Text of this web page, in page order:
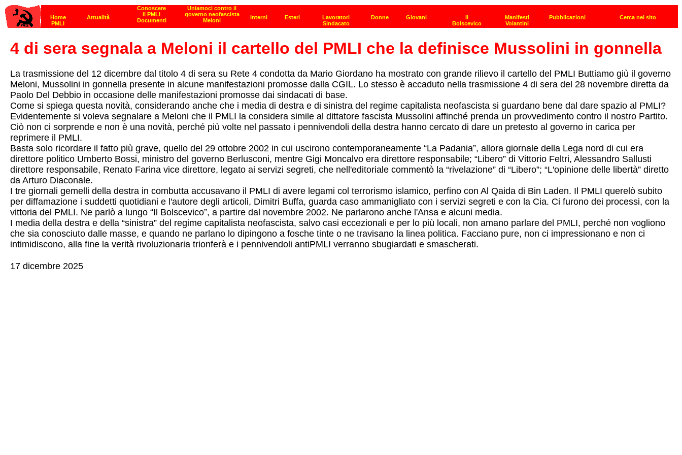
4 di sera segnala a Meloni il cartello del PMLI che la definisce Mussolini in gonnella
La trasmissione del 12 dicembre dal titolo 4 di sera su Rete 4 condotta da Mario Giordano ha mostrato con grande rilievo il cartello del PMLI Buttiamo giù il governo
Meloni, Mussolini in gonnella presente in alcune manifestazioni promosse dalla CGIL. Lo stesso è accaduto nella trasmissione 4 di sera del 28 novembre diretta da
Paolo Del Debbio in occasione delle manifestazioni promosse dai sindacati di base.
Come si spiega questa novità, considerando anche che i media di destra e di sinistra del regime capitalista neofascista si guardano bene dal dare spazio al PMLI?
Evidentemente si voleva segnalare a Meloni che il PMLI la considera simile al dittatore fascista Mussolini affinché prenda un provvedimento contro il nostro Partito.
Ciò non ci sorprende e non è una novità, perché più volte nel passato i pennivendoli della destra hanno cercato di dare un pretesto al governo in carica per
reprimere il PMLI.
Basta solo ricordare il fatto più grave, quello del 29 ottobre 2002 in cui uscirono contemporaneamente “La Padania”, allora giornale della Lega nord di cui era
direttore politico Umberto Bossi, ministro del governo Berlusconi, mentre Gigi Moncalvo era direttore responsabile; “Libero” di Vittorio Feltri, Alessandro Sallusti
direttore responsabile, Renato Farina vice direttore, legato ai servizi segreti, che nell'editoriale commentò la “rivelazione” di “Libero”; “L'opinione delle libertà” diretto
da Arturo Diaconale.
I tre giornali gemelli della destra in combutta accusavano il PMLI di avere legami col terrorismo islamico, perfino con Al Qaida di Bin Laden. Il PMLI querelò subito
per diffamazione i suddetti quotidiani e l'autore degli articoli, Dimitri Buffa, guarda caso ammanigliato con i servizi segreti e con la Cia. Ci furono dei processi, con la
vittoria del PMLI. Ne parlò a lungo “Il Bolscevico”, a partire dal novembre 2002. Ne parlarono anche l'Ansa e alcuni media.
I media della destra e della “sinistra” del regime capitalista neofascista, salvo casi eccezionali e per lo più locali, non amano parlare del PMLI, perché non vogliono
che sia conosciuto dalle masse, e quando ne parlano lo dipingono a fosche tinte o ne travisano la linea politica. Facciano pure, non ci impressionano e non ci
intimidiscono, alla fine la verità rivoluzionaria trionferà e i pennivendoli antiPMLI verranno sbugiardati e smascherati.
17 dicembre 2025